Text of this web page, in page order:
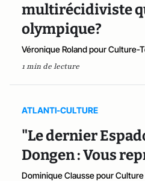
multirécidiviste
olympique?
Véronique Roland pour Culture-
1 min de lecture
ATLANTI-CULTURE
"Le dernier
Dongen : Vous
Dominique Clausse pour